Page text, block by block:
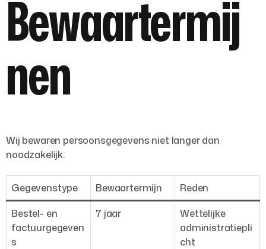
Bewaartermij
nen
Wij bewaren persoonsgegevens niet langer dan
noodzakelijk:
Gegevenstype Bewaartermijn
Reden
Bestel- en
factuurgegeven
s
7 jaar
Wettelijke
administratiepli
cht